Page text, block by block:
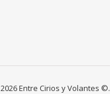
2026 Entre Cirios y Volantes ©.